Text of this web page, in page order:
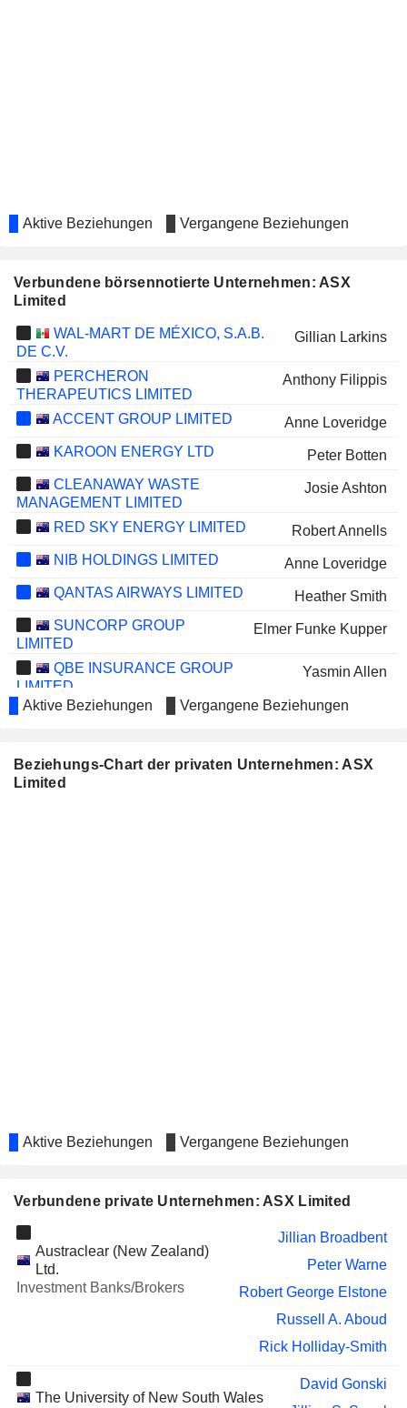
Aktive Beziehungen Vergangene Beziehungen
Verbundene börsennotierte Unternehmen: ASX
Limited
WAL-MART DE MÉXICO, S.A.B.
DE C.V.
Gillian Larkins
PERCHERON
THERAPEUTICS LIMITED
Anthony Filippis
ACCENT GROUP LIMITED
Anne Loveridge
KAROON ENERGY LTD
Peter Botten
CLEANAWAY WASTE
MANAGEMENT LIMITED
Josie Ashton
RED SKY ENERGY LIMITED
Robert Annells
NIB HOLDINGS LIMITED
Anne Loveridge
QANTAS AIRWAYS LIMITED
Heather Smith
SUNCORP GROUP
LIMITED
Elmer Funke Kupper
QBE INSURANCE GROUP
LIMITED
Yasmin Allen
STOCKLAND
Melinda Conrad
CHALLENGER LIMITED
BANK LIMITED
AUSTRALIA LTD
LIMITED
Craig Carter
CARBONXT GROUP LIMITED
Scott Francis Evans
LIMITED
Angus John Lawrence Middleton
FIRST TIN PLC Peter Gunzburg
Aktive Beziehungen Vergangene Beziehungen
Beziehungs-Chart der privaten Unternehmen: ASX
Limited
Aktive Beziehungen Vergangene Beziehungen
Verbundene private Unternehmen: ASX Limited
Austraclear (New Zealand)
Ltd.
Investment Banks/Brokers
Jillian Broadbent
Peter Warne
Robert George Elstone
Russell A. Aboud
Rick Holliday-Smith
The University of New South Wales
David Gonski